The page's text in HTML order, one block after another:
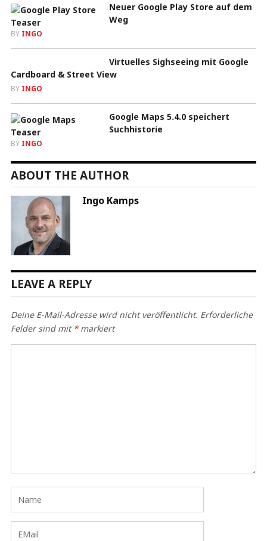
Neuer Google Play Store auf dem
Weg
BY INGO
Virtuelles Sighseeing mit Google
Cardboard & Street View
BY INGO
Google Maps 5.4.0 speichert
Suchhistorie
BY INGO
ABOUT THE AUTHOR
Ingo Kamps
LEAVE A REPLY
Deine E-Mail-Adresse wird nicht veröffentlicht. Erforderliche
Felder sind mit *markiert